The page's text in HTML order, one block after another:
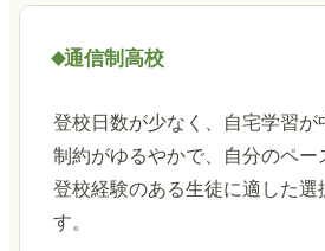
通信制高校
登校日数が少なく、自宅学習が
制約がゆるやかで、自分のペー
登校経験のある生徒に適した選
す。